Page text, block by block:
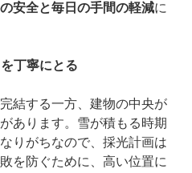
安全と毎日の手間の軽減に
丁寧にとる
結する一方、建物の中央が
あります。雪が積もる時期
りがちなので、採光計画は
を防ぐために、高い位置に